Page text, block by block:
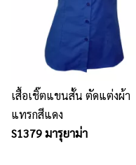
เสื้อเชิ๊ตแขนสั้น ตัดแต่งผ้า
แทรกสีแดง
S1379 มารุยาม่า